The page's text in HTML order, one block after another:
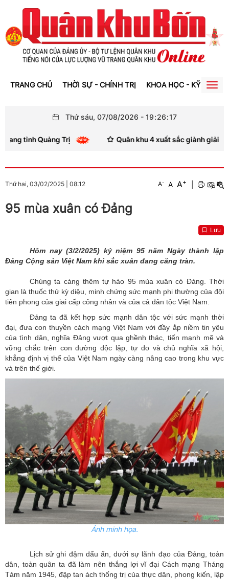
TRANG CHỦ THỜI SỰ - CHÍNH TRỊ KHOA HỌC - KỸ THUẬT
Thứ sáu, 07/08/2026 - 19:26:18
tỉnh Quảng Trị Quân khu 4 xuất sắc giành giải Nhì
Thứ hai, 03/02/2025 08:12 A- A A+
95 mùa xuân có Đảng
Lưu
Hôm nay (3/2/2025) kỷ niệm 95 năm Ngày thành lập
Đảng Cộng sản Việt Nam khi sắc xuân đang căng tràn.
Chúng ta càng thêm tự hào 95 mùa xuân có Đảng. Thời
gian là thuốc thử kỳ diệu, minh chứng sức mạnh phi thường của đội
tiên phong của giai cấp công nhân và của cả dân tộc Việt Nam.
Đảng ta đã kết hợp sức mạnh dân tộc với sức mạnh thời
đại, đưa con thuyền cách mạng Việt Nam với đầy ắp niềm tin yêu
của tình dân, nghĩa Đảng vượt qua ghềnh thác, tiến mạnh mẽ và
vững chắc trên con đường độc lập, tự do và chủ nghĩa xã hội,
khẳng định vị thế của Việt Nam ngày càng nâng cao trong khu vực
và trên thế giới.
Ảnh minh họa.
Lịch sử ghi đậm dấu ấn, dưới sự lãnh đạo của Đảng, toàn
dân, toàn quân ta đã làm nên thắng lợi vĩ đại Cách mạng Tháng
Tám năm 1945, đập tan ách thống trị của thực dân, phong kiến, lập